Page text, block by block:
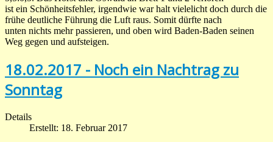
ist ein Schönheitsfehler, irgendwie war halt vielelicht doch durch die
frühe deutliche Führung die Luft raus. Somit dürfte nach
unten nichts mehr passieren, und oben wird Baden-Baden seinen
Weg gegen und aufsteigen.
18.02.2017 - Noch ein Nachtrag zu
Sonntag
Details
Erstellt: 18. Februar 2017